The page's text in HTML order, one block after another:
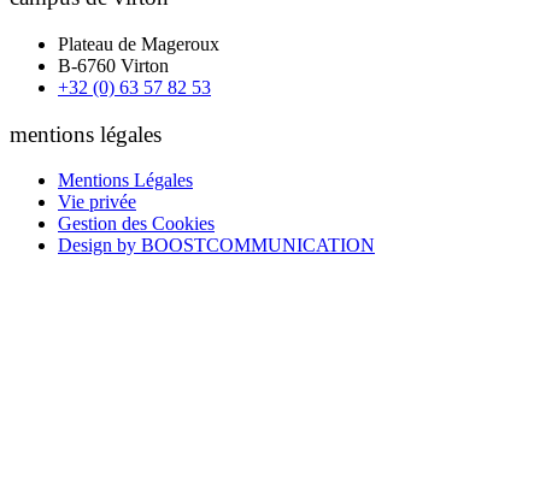
Plateau de Mageroux
B-6760 Virton
+32 (0) 63 57 82 53
mentions légales
Mentions Légales
Vie privée
Gestion des Cookies
Design by BOOSTCOMMUNICATION